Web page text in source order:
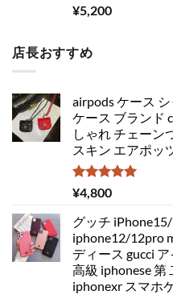
5段階中
5.00
¥5,200
店長おすすめ
airpods ケース
ケース ブランド
しゃれ チェーン
スキン エアポッ
5段階中
5.00
¥4,800
グッチ
iphone12/12pro
ディース gucci
高級 iphonese 第
iphonexr スマホ